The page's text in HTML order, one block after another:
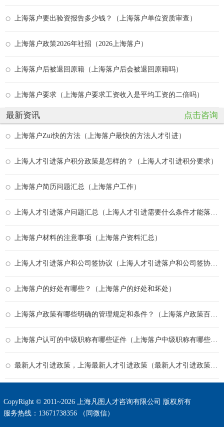
上海落户要出验资报告多少钱？（上海落户单位资质审查）
上海落户政策2026年社招（2026上海落户）
上海落户后被退回原籍（上海落户后会被退回原籍吗）
上海落户要求（上海落户要求工资收入是平均工资的二倍吗）
最新资讯 点击咨询
上海落户Zui快的方法（上海落户最快的方法人才引进）
上海人才引进落户积分政策是怎样的？（上海人才引进积分要求）
上海落户简历问题汇总（上海落户工作）
上海落户材料的注意事项（上海落户资料汇总）
上海落户的好处有哪些？（上海落户的好处和坏处）
CopyRight © 2011~2026 上海凡图人才咨询有限公司 版权所有
服务热线：13671738356 （同微信）